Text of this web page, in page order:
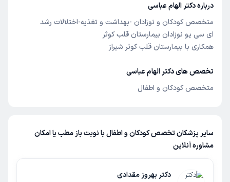
درباره دکتر الهام عباسی
متخصص کودکان و نوزادان -بهداشت و تغذیه-اختلالات رشد
ای سی یو نوزادان بیمارستان قلب کوثر
همکاری با بیمارستان قلب کوثر شیراز
تخصص های دکتر الهام عباسی
متخصص کودکان و اطفال
سایر پزشکان تخصص کودکان و اطفال با نوبت باز مطب یا امکان
مشاوره آنلاین
دکتر بهروز مقدادی